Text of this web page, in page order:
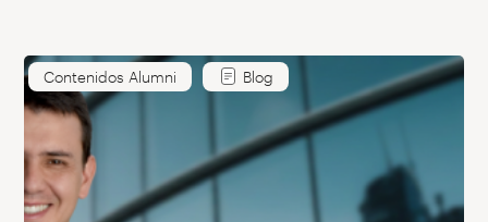
Contenidos Alumni Blog